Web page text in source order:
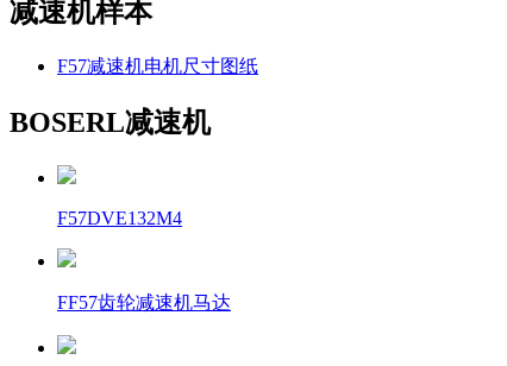
减速机样本
F57减速机电机尺寸图纸
BOSERL减速机
F57DVE132M4
FF57齿轮减速机马达